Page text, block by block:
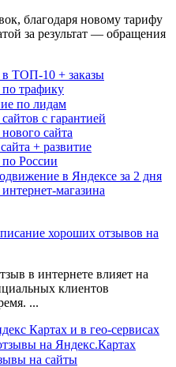
благодаря новому тарифу
за результат — обращения
ТОП-10 + заказы
трафику
по лидам
с гарантией
сайта
+ развитие
России
в Яндексе за 2 дня
магазина
хороших отзывов на
в интернете влияет на
клиентов
...
Картах и в гео-сервисах
на Яндекс.Картах
на сайты